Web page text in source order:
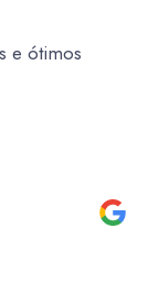
e ótimos